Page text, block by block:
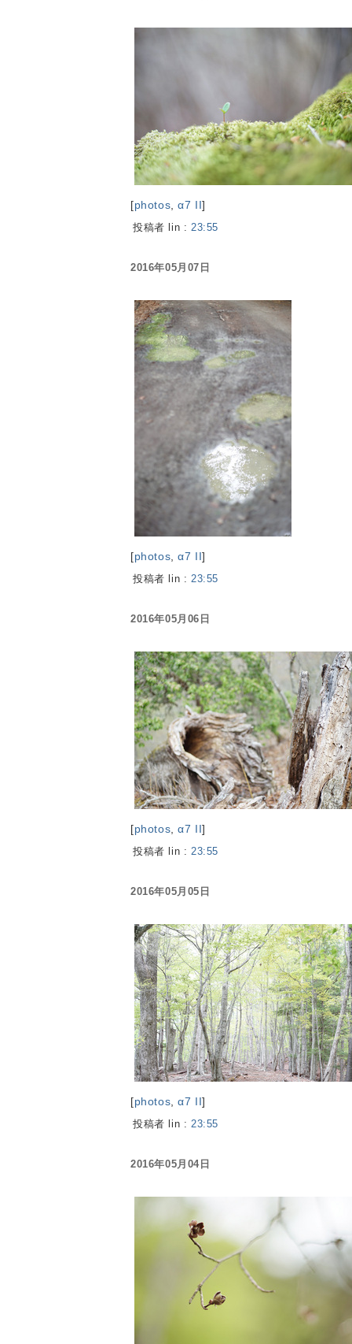
[photos ,α7 II]
投稿者 lin : 23:55
2016年05月07日
[photos ,α7 II]
投稿者 lin : 23:55
2016年05月06日
[photos ,α7 II]
投稿者 lin : 23:55
2016年05月05日
[photos ,α7 II]
投稿者 lin : 23:55
2016年05月04日